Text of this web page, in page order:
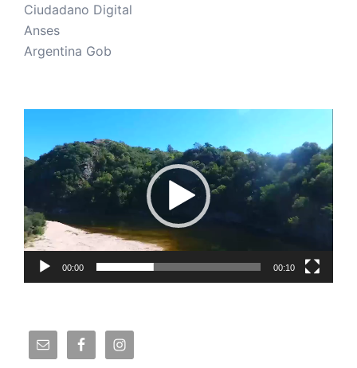
Ciudadano Digital
Anses
Argentina Gob
vídeo
00:00 00:10